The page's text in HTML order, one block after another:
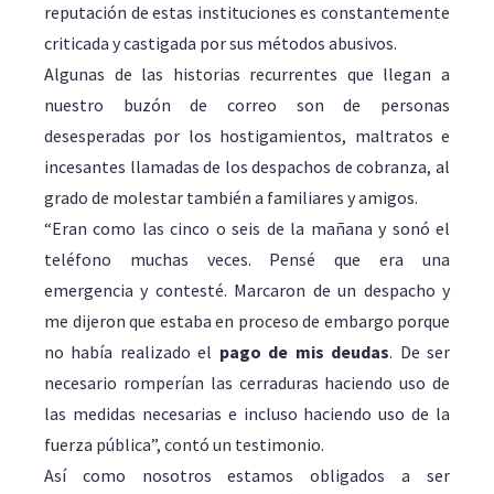
reputación de estas instituciones es constantemente
criticada y castigada por sus métodos abusivos.
Algunas de las historias recurrentes que llegan a
nuestro buzón de correo son de personas
desesperadas por los hostigamientos, maltratos e
incesantes llamadas de los despachos de cobranza, al
grado de molestar también a familiares y amigos.
“Eran como las cinco o seis de la mañana y sonó el
teléfono muchas veces. Pensé que era una
emergencia y contesté. Marcaron de un despacho y
me dijeron que estaba en proceso de embargo porque
no había realizado el pago de mis deudas. De ser
necesario romperían las cerraduras haciendo uso de
las medidas necesarias e incluso haciendo uso de la
fuerza pública”, contó un testimonio.
Así como nosotros estamos obligados a ser